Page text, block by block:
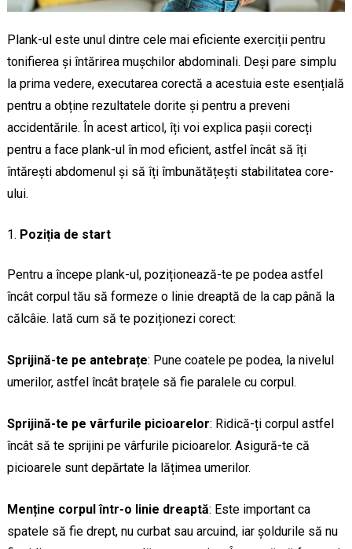
Plank-ul este unul dintre cele mai eficiente exerciții pentru
tonifierea și întărirea mușchilor abdominali. Deși pare simplu
la prima vedere, executarea corectă a acestuia este esențială
pentru a obține rezultatele dorite și pentru a preveni
accidentările. În acest articol, îți voi explica pașii corecți
pentru a face plank-ul în mod eficient, astfel încât să îți
întărești abdomenul și să îți îmbunătățești stabilitatea core-
ului.
Poziția de start
Pentru a începe plank-ul, poziționează-te pe podea astfel
încât corpul tău să formeze o linie dreaptă de la cap până la
călcâie. Iată cum să te poziționezi corect:
Sprijină-te pe antebrațe: Pune coatele pe podea, la nivelul
umerilor, astfel încât brațele să fie paralele cu corpul.
Sprijină-te pe vârfurile picioarelor: Ridică-ți corpul astfel
încât să te sprijini pe vârfurile picioarelor. Asigură-te că
picioarele sunt depărtate la lățimea umerilor.
Menține corpul într-o linie dreaptă: Este important ca
spatele să fie drept, nu curbat sau arcuind, iar șoldurile să nu